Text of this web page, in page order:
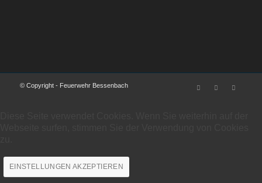
© Copyright - Feuerwehr Bessenbach
EINSTELLUNGEN AKZEPTIEREN